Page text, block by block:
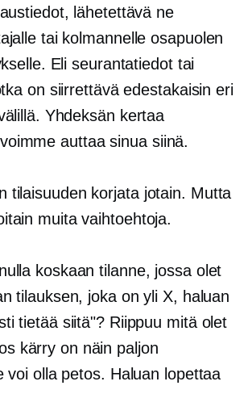
lähetettävä ne
tai kolmannelle osapuolen
Eli seurantatiedot tai
on siirrettävä edestakaisin eri
Yhdeksän kertaa
auttaa sinua siinä.
tilaisuuden korjata jotain. Mutta
muita vaihtoehtoja.
koskaan tilanne, jossa olet
tilauksen, joka on yli X, haluan
tietää siitä"? Riippuu mitä olet
kärry on näin paljon
voi olla petos. Haluan lopettaa